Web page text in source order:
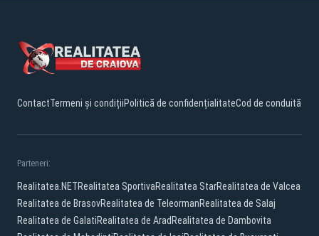
ContactTermeni și condițiiPolitică de confidențialitateCod de conduită
Parteneri:
Realitatea.NETRealitatea SportivaRealitatea StarRealitatea de Valcea
Realitatea de BrasovRealitatea de TeleormanRealitatea de Salaj
Realitatea de GalatiRealitatea de Arad Realitatea de Dambovita